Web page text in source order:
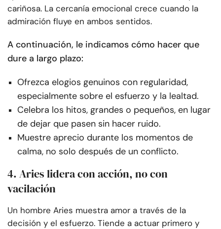
cariñosa. La cercanía emocional crece cuando la
admiración fluye en ambos sentidos.
A continuación, le indicamos cómo hacer que
dure a largo plazo:
Ofrezca elogios genuinos con regularidad,
especialmente sobre el esfuerzo y la lealtad.
Celebra los hitos, grandes o pequeños, en lugar
de dejar que pasen sin hacer ruido.
Muestre aprecio durante los momentos de
calma, no solo después de un conflicto.
4. Aries lidera con acción, no con
vacilación
Un hombre Aries muestra amor a través de la
decisión y el esfuerzo. Tiende a actuar primero y